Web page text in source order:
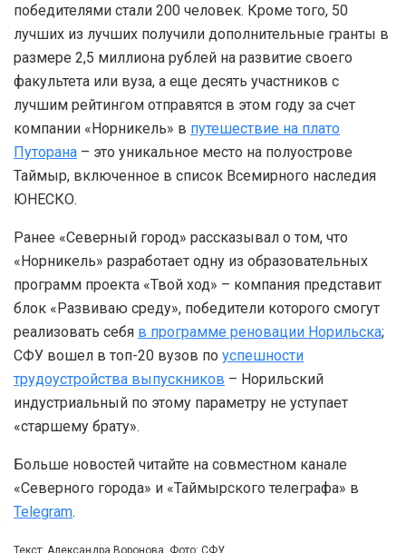
победителями стали 200 человек. Кроме того, 50
лучших из лучших получили дополнительные гранты в
размере 2,5 миллиона рублей на развитие своего
факультета или вуза, а еще десять участников с
лучшим рейтингом отправятся в этом году за счет
компании «Норникель» в путешествие на плато
Путорана – это уникальное место на полуострове
Таймыр, включенное в список Всемирного наследия
ЮНЕСКО.
Ранее «Северный город» рассказывал о том, что
«Норникель» разработает одну из образовательных
программ проекта «Твой ход» – компания представит
блок «Развиваю среду», победители которого смогут
реализовать себя в программе реновации Норильска;
СФУ вошел в топ-20 вузов по успешности
трудоустройства выпускников – Норильский
индустриальный по этому параметру не уступает
«старшему брату».
Больше новостей читайте на совместном канале
«Северного города» и «Таймырского телеграфа» в
Telegram.
Текст: Александра Воронова, Фото: СФУ